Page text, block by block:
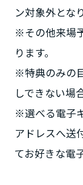
ン対象外とな
※その他来場
ります。
※特典のみの
しできない場
※選べる電子
アドレスへ送
てお好きな電